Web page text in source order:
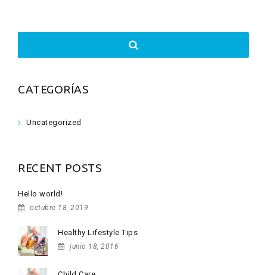
CATEGORÍAS
Uncategorized
RECENT POSTS
Hello world!
octubre 18, 2019
Healthy Lifestyle Tips
junio 18, 2016